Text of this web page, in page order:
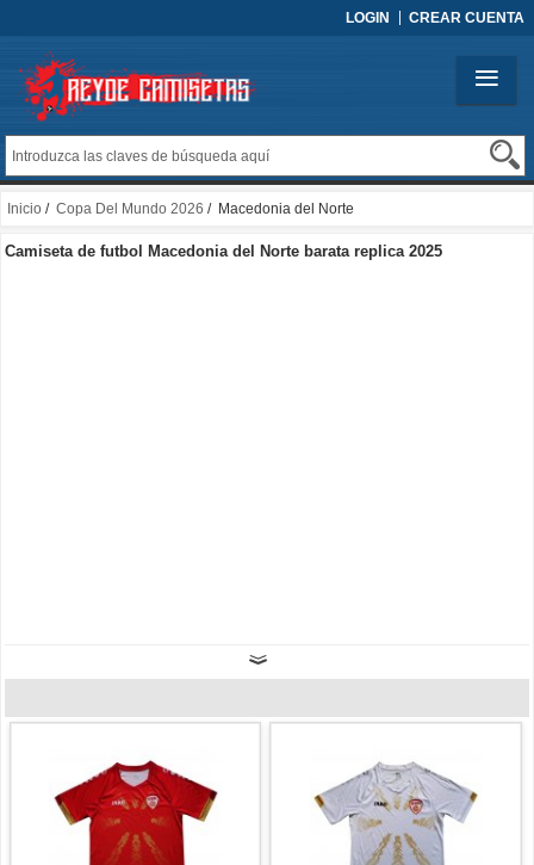
LOGIN CREAR CUENTA
Inicio / Copa Del Mundo 2026 / Macedonia del Norte
Camiseta de futbol Macedonia del Norte barata replica 2025